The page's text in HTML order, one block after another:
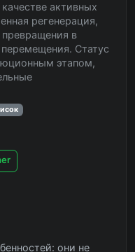
активных
регенерация,
в
Статус
этапом,
они не